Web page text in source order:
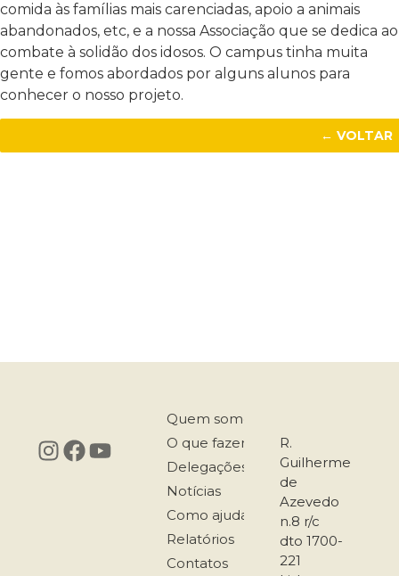
comida às famílias mais carenciadas, apoio a animais
abandonados, etc, e a nossa Associação que se dedica ao
combate à solidão dos idosos. O campus tinha muita
gente e fomos abordados por alguns alunos para
conhecer o nosso projeto.
← VOLTAR
Quem somos
O que fazemos
Delegações
Notícias
Como ajudar
Relatórios
Contatos
R.
Guilherme
de
Azevedo
n.8 r/c
dto 1700-
221